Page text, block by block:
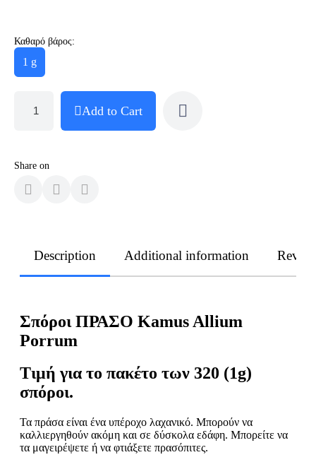
Καθαρό βάρος:
1 g
Add to Cart
Share on
Description Additional information
Σπόροι ΠΡΑΣΟ Kamus Allium
Porrum
Τιμή για το πακέτο των 320 (1g)
σπόροι.
Τα πράσα είναι ένα υπέροχο λαχανικό. Μπορούν να
καλλιεργηθούν ακόμη και σε δύσκολα εδάφη. Μπορείτε να
τα μαγειρέψετε ή να φτιάξετε πρασόπιτες.